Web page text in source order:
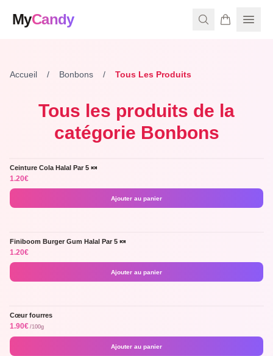
MyCandy
Accueil / Bonbons / Tous Les Produits
Tous les produits de la
catégorie Bonbons
Halal !
Ceinture Cola Halal Par 5 🍬
1.20€
Ajouter au panier
Trop bon
Finiboom Burger Gum Halal Par 5 🍬
1.20€
Ajouter au panier
Cœur fourres
1.90€ /100g
Ajouter au panier